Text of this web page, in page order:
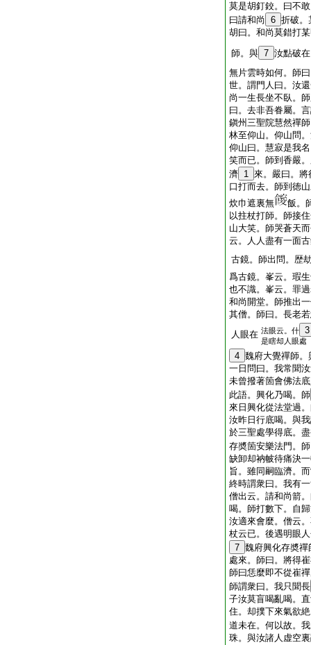
莫是胡釘鉸。曰不
曰請和尚 6 折破。
胡曰。和尚莫錯打
師。與 7 汝點破在
無片雲時如何。師
世。謂門人曰。汝
尚一生長坐不臥。
曰。去非吾眷屬。
鎭州三聖院慧然禪
林至仰山。仰山問
仰山曰。慧寂是我
笑而已。師到香嚴
濟 1 來。嚴曰。將
口打而去。師到徳
炊巾遮裏無
飯。
以拄杖打師。師接
山大笑。師哭蒼天
云。人人盡有一面
古鏡。師出問。歴
爲古鏡。峯云。瑕
也不識。峯云。罪
和尚開堂。師推出
其僧。師曰。長老
人眼在 法眼云。什 3
是瞎却人眼處
4 魏府大覺禪師
一日問曰。我常聞
未曾撥著箇會佛法
此語。興化乃喝。師
來日興化從法堂過
汝昨日行底喝。與
於三聖處學得底。
存奬箇安樂法門。
缺卸却衲帔待痛決
旨。雖同嗣臨濟。
終時謂衆曰。我有
僧出云。請和尚箭
喝。師打數下。自
汝適來會麼。僧云
杖云已。後遇明眼
7 魏府興化存奬
處來。師曰。將得
師曰恁麼即不從崔
師謂衆曰。我只聞長
子汝莫盲喝亂喝。
住。却撲下來氣欲
道未在。何以故。
珠。與汝諸人虚空